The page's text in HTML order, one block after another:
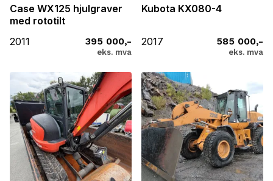
Case WX125 hjulgraver
med rototilt
2011
395 000,-
eks. mva
Kubota KX080-4
2017 585 000,-
eks. mva